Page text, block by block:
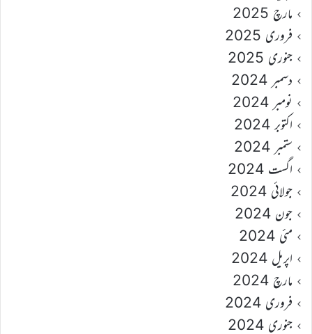
مارچ 2025
فروری 2025
جنوری 2025
دسمبر 2024
نومبر 2024
اکتوبر 2024
ستمبر 2024
اگست 2024
جولائی 2024
جون 2024
مئی 2024
اپریل 2024
مارچ 2024
فروری 2024
جنوری 2024